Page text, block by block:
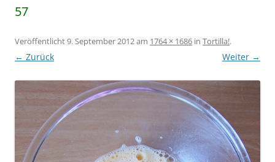
57
Veröffentlicht9. September 2012am 1764 × 1686 in Tortilla!.
← Zurück Weiter →